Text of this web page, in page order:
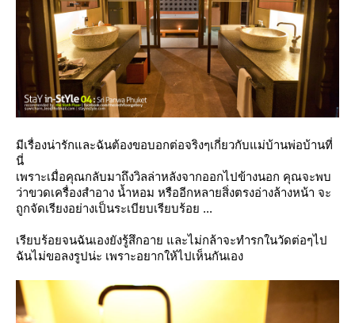
มีเรื่องน่ารักและฉันต้องขอบอกต่อจริงๆเกี่ยวกับแม่บ้านพ่อบ้านที่
นี่
เพราะเมื่อคุณกลับมาถึงวิลล่าหลังจากออกไปข้างนอก คุณจะพบ
ว่าขวดเครื่องสำอาง น้ำหอม หรืออีกหลายสิ่งตรงอ่างล้างหน้า จะ
ถูกจัดเรียงอย่างเป็นระเบียบเรียบร้อย ...
เรียบร้อยจนฉันเองยังรู้สึกอาย และไม่กล้าจะทำรกในวัดต่อๆไป
ฉันไม่ขอลงรูปน่ะ เพราะอยากให้ไปเห็นกันเอง